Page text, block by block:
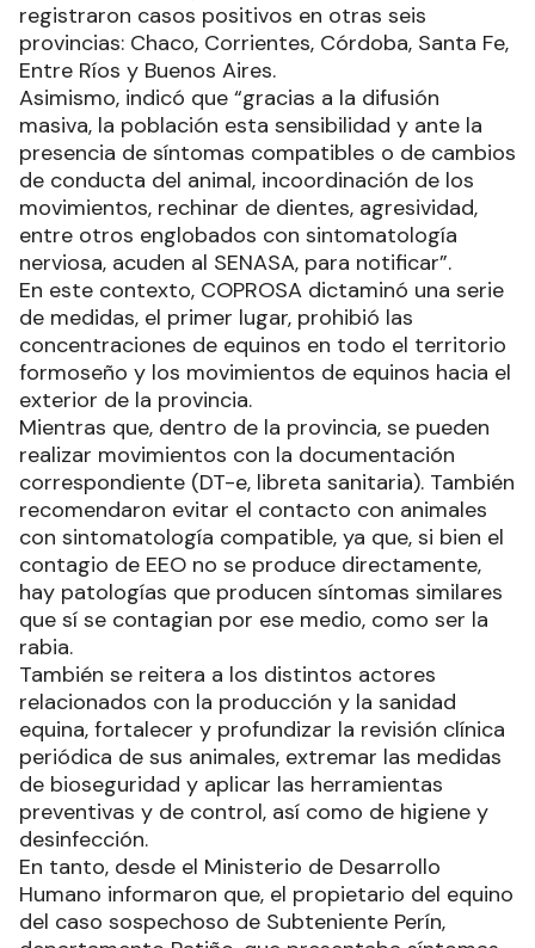
registraron casos positivos en otras seis
provincias: Chaco, Corrientes, Córdoba, Santa Fe,
Entre Ríos y Buenos Aires.
Asimismo, indicó que “gracias a la difusión
masiva, la población esta sensibilidad y ante la
presencia de síntomas compatibles o de cambios
de conducta del animal, incoordinación de los
movimientos, rechinar de dientes, agresividad,
entre otros englobados con sintomatología
nerviosa, acuden al SENASA, para notificar”.
En este contexto, COPROSA dictaminó una serie
de medidas, el primer lugar, prohibió las
concentraciones de equinos en todo el territorio
formoseño y los movimientos de equinos hacia el
exterior de la provincia.
Mientras que, dentro de la provincia, se pueden
realizar movimientos con la documentación
correspondiente (DT-e, libreta sanitaria). También
recomendaron evitar el contacto con animales
con sintomatología compatible, ya que, si bien el
contagio de EEO no se produce directamente,
hay patologías que producen síntomas similares
que sí se contagian por ese medio, como ser la
rabia.
También se reitera a los distintos actores
relacionados con la producción y la sanidad
equina, fortalecer y profundizar la revisión clínica
periódica de sus animales, extremar las medidas
de bioseguridad y aplicar las herramientas
preventivas y de control, así como de higiene y
desinfección.
En tanto, desde el Ministerio de Desarrollo
Humano informaron que, el propietario del equino
del caso sospechoso de Subteniente Perín,